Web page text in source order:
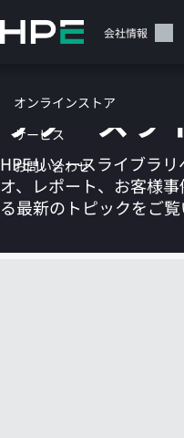
イ
テ
ツ
に
ス
ッ
サポート 会社情報
オンラインストア
サービス
お問い合わせ
カー
リソースラ
HPEリソースライブラ
オ、レポート、お客様
る最新のトピックをご覧